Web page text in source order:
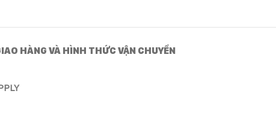
HÀNG VÀ HÌNH THỨC VẬN CHUYỂN